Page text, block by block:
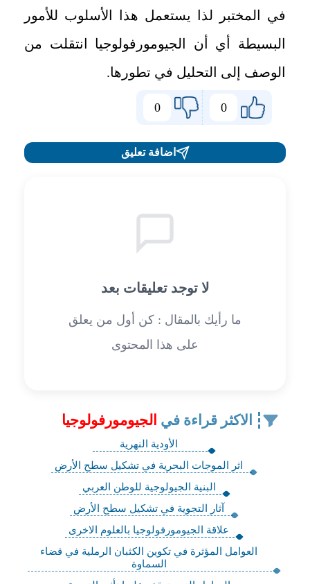
في المختبر لذا يستعمل هذا الأسلوب للأمور
البسيطة أي أن الجيومورفولوجيا انتقلت من
الوصف إلى التحليل في تطورها.
0
0
اضافة تعليق
لا توجد تعليقات بعد
ما رأيك بالمقال : كن أول من يعلق
على هذا المحتوى
الاكثر قراءة في الجيومورفولوجيا
الأودية النهرية
اثر الموجات البحرية في تشكيل سطح الأرض
البنية الجيولوجية للوطن العربي
آثار التجوية في تشكيل سطح الأرض
علاقة الجيومورفولوجيا بالعلوم الاخرى
العوامل المؤثرة في تكوين الكثبان الرملية في قضاء
السماوة